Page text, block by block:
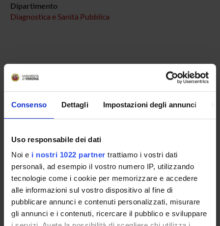
Consenso Dettagli Impostazioni degli annunci
Uso responsabile dei dati
Noi e i nostri 1022 partner trattiamo i vostri dati
personali, ad esempio il vostro numero IP, utilizzando
tecnologie come i cookie per memorizzare e accedere
alle informazioni sul vostro dispositivo al fine di
pubblicare annunci e contenuti personalizzati, misurare
gli annunci e i contenuti, ricercare il pubblico e sviluppare
Dipartimento
Diagnostica e Sanità Pubblica
COMPONENTI
Massimo Carollo
Salvatore Crisafulli
Anna Forti
Daria Sukhova
SEDUTE E VERBALI